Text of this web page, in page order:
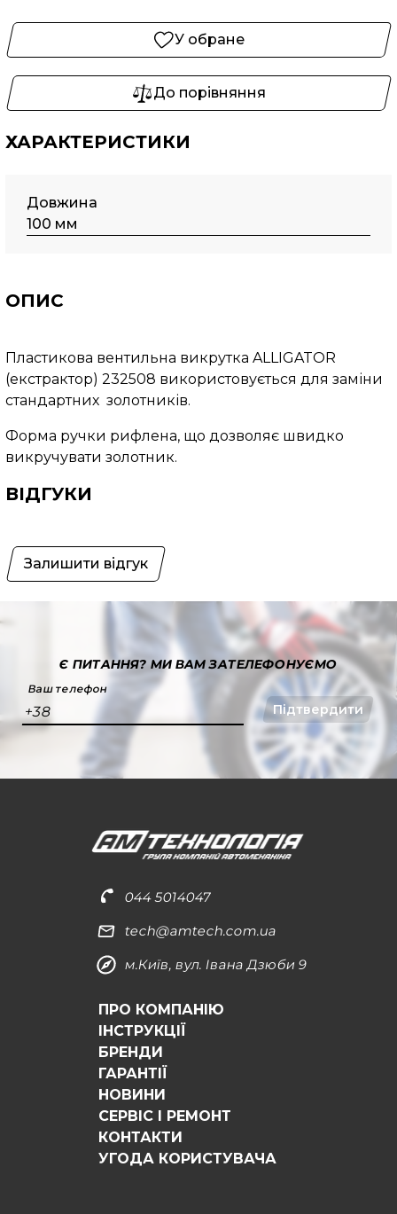
У обране
До порівняння
ХАРАКТЕРИСТИКИ
Довжина
100 мм
ОПИС
Пластикова вентильна викрутка ALLIGATOR
(екстрактор) 232508 використовується для заміни
стандартних золотників.
Форма ручки рифлена, що дозволяє швидко
викручувати золотник.
ВІДГУКИ
Залишити відгук
Є ПИТАННЯ?МИ ВАМ ЗАТЕЛЕФОНУЄМО
Ваш телефон
+38 Підтвердити
044 5014047
tech@amtech.com.ua
м.Київ, вул. Івана Дзюби 9
ПРО КОМПАНІЮ
ІНСТРУКЦІЇ
БРЕНДИ
ГАРАНТІЇ
НОВИНИ
СЕРВІС І РЕМОНТ
КОНТАКТИ
УГОДА КОРИСТУВАЧА